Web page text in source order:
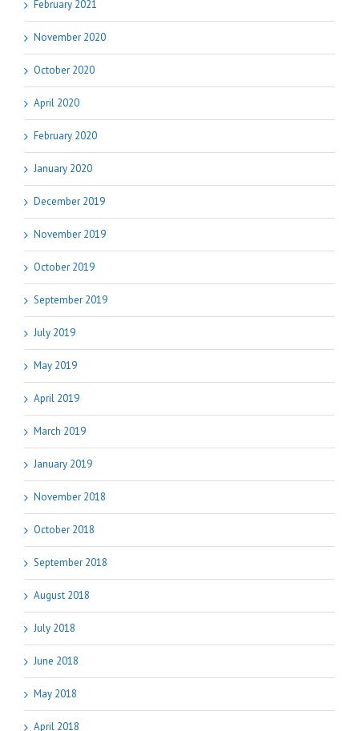
February 2021
November 2020
October 2020
April 2020
February 2020
January 2020
December 2019
November 2019
October 2019
September 2019
July 2019
May 2019
April 2019
March 2019
January 2019
November 2018
October 2018
September 2018
August 2018
July 2018
June 2018
May 2018
April 2018